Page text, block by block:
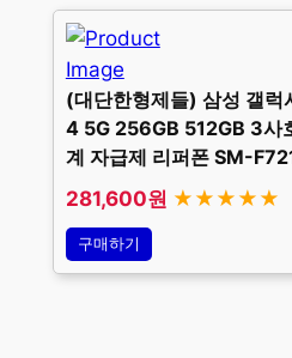
(대단한형제들) 삼성 갤럭
4 5G 256GB 512GB 3사
계 자급제 리퍼폰 SM-
281,600원 ★★★★★
구매하기